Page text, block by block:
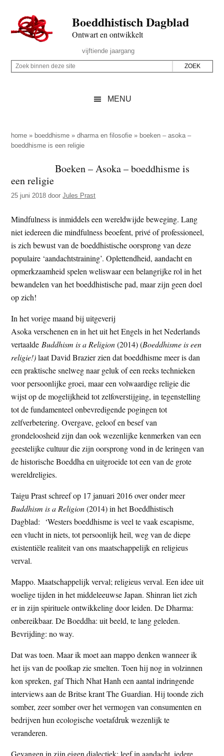
naar
de
inhoud
secondary
naar
de
sidebar
naar
de
Boeddhistisch Dagblad
Ontwart en ontwikkelt
Rechts
vijftiende jaargang
Z
p
d
z
e
i
t
e
Z
i
n
n
d
z
e
s
i
t
e
MENU
home » boeddhisme »dharma en filosofie » boeken – asoka –
boeddhisme is een religie
Boeken – Asoka – boeddhisme is
een religie
25 juni 2018 doorJules Prast
Mindfulness is inmiddels een wereldwijde beweging. Lang
niet iedereen die mindfulness beoefent, privé of professioneel,
is zich bewust van de boeddhistische oorsprong van deze
populaire ‘aandachtstraining’. Oplettendheid, aandacht en
opmerkzaamheid spelen weliswaar een belangrijke rol in het
bewandelen van het boeddhistische pad, maar zijn geen doel
op zich!
In het vorige maand bij uitgeverij
Asoka verschenen en in het uit het Engels in het Nederlands
vertaalde Buddhism is a Religion(2014) (Boeddhisme is een
religie!)laat David Brazier zien dat boeddhisme meer is dan
een praktische snelweg naar geluk of een reeks technieken
voor persoonlijke groei, maar een volwaardige religie die
wijst op de mogelijkheid tot zelfoverstijging, in tegenstelling
tot de fundamenteel onbevredigende pogingen tot
zelfverbetering. Overgave, geloof en besef van
grondeloosheid zijn dan ook wezenlijke kenmerken van een
geestelijke cultuur die zijn oorsprong vond in de leringen van
de historische Boeddha en uitgroeide tot een van de grote
wereldreligies.
Taigu Prast schreef op 17 januari 2016 over onder meer
Buddhism is a Religion(2014) in het Boeddhistisch
Dagblad: ‘Westers boeddhisme is veel te vaak escapisme,
een vlucht in niets, tot persoonlijk heil, weg van de diepe
existentiële realiteit van ons maatschappelijk en religieus
verval.
Mappo. Maatschappelijk verval; religieus verval. Een idee uit
woelige tijden in het middeleeuwse Japan. Shinran liet zich
er in zijn spirituele ontwikkeling door leiden. De Dharma:
onbereikbaar. De Boeddha: uit beeld, te lang geleden.
Bevrijding: no way.
Dat was toen. Maar ik moet aan mappo denken wanneer ik
het ijs van de poolkap zie smelten. Toen hij nog in volzinnen
kon spreken, gaf Thich Nhat Hanh een aantal indringende
interviews aan de Britse krant The Guardian. Hij toonde zich
somber, zeer somber over het vermogen van consumenten en
bedrijven hun ecologische voetafdruk wezenlijk te
veranderen.
Gevangen in zijn eigen dialectiek: leef in aandacht, iedere